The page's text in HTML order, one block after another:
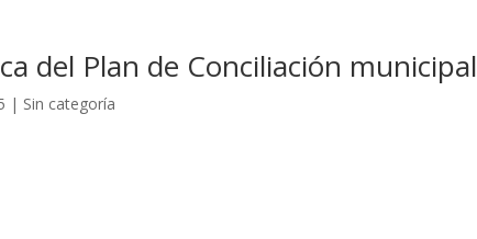
del Plan de Conciliación municipal
| Sin categoría